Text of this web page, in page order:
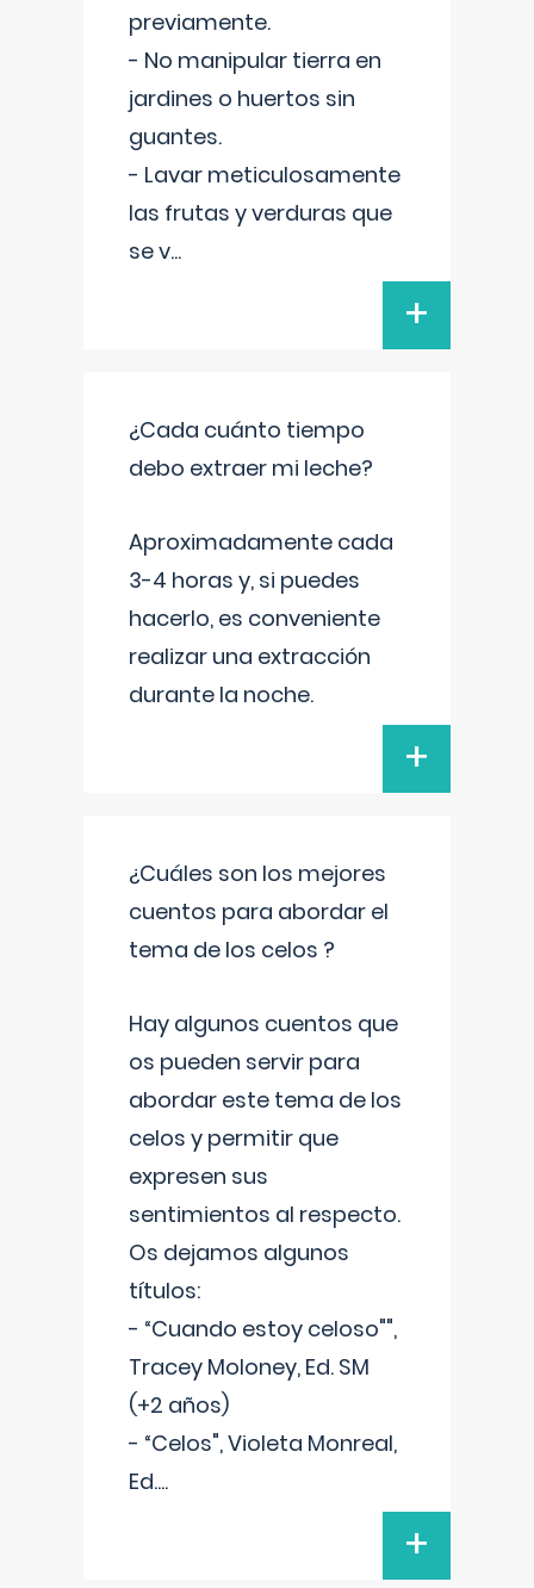
previamente.
- No manipular tierra en
jardines o huertos sin
guantes.
- Lavar meticulosamente
las frutas y verduras que
se v...
+
¿Cada cuánto tiempo
debo extraer mi leche?
Aproximadamente cada
3-4 horas y, si puedes
hacerlo, es conveniente
realizar una extracción
durante la noche.
+
¿Cuáles son los mejores
cuentos para abordar el
tema de los celos ?
Hay algunos cuentos que
os pueden servir para
abordar este tema de los
celos y permitir que
expresen sus
sentimientos al respecto.
Os dejamos algunos
títulos:
- “Cuando estoy celoso"",
Tracey Moloney, Ed. SM
(+2 años)
- “Celos", Violeta Monreal,
Ed....
+